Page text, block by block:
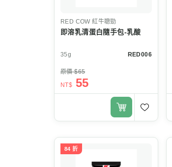
RED COW 紅牛聰勁
即溶乳清蛋白隨手包-乳酸
35g RED006
原價 $65
NT$ 55
84 折